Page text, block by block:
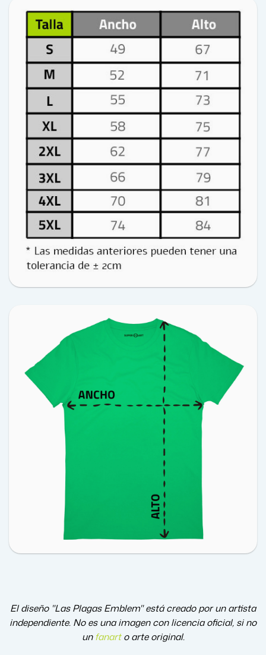
El diseño "Las Plagas Emblem" está creado por un artista
independiente. No es una imagen con licencia oficial, si no
unfanart o arte original.